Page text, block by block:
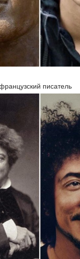
писатель